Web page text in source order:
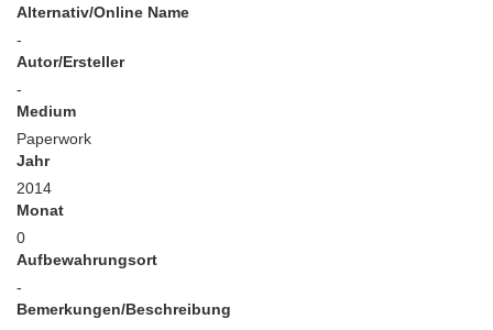
Alternativ/Online Name
-
Autor/Ersteller
-
Medium
Paperwork
Jahr
2014
Monat
0
Aufbewahrungsort
-
Bemerkungen/Beschreibung